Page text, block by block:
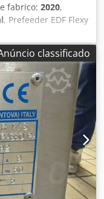
fabrico: 2020,
, Prefeeder EDF Flexy
Alimentador swing
de 6 cores
para manutenção) 6
vácuo entre
de aço e
eixo Cortador
do
Unidade de
Transferência
total servo Unidade
ejecutor
Unipal com
Eletrônica
classificado